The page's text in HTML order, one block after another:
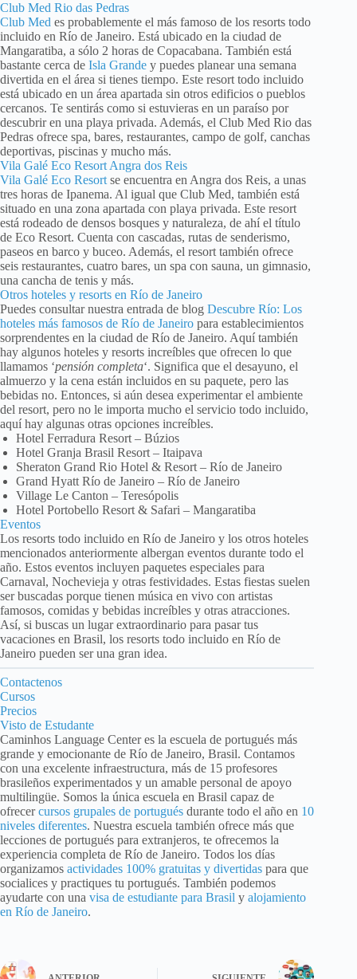
Club Med Rio das Pedras
Club Med es probablemente el más famoso de los resorts todo
incluido en Río de Janeiro. Está ubicado en la ciudad de
Mangaratiba, a sólo 2 horas de Copacabana. También está
bastante cerca de Isla Grande y puedes planear una semana
divertida en el área si tienes tiempo. Este resort todo incluido
está ubicado en un área apartada sin otros edificios o pueblos
cercanos. Te sentirás como si estuvieras en un paraíso por
descubrir en una playa privada. Además, el Club Med Rio das
Pedras ofrece spa, bares, restaurantes, campo de golf, canchas
deportivas, piscinas y mucho más.
Vila Galé Eco Resort Angra dos Reis
Vila Galé Eco Resort se encuentra en Angra dos Reis, a unas
tres horas de Ipanema. Al igual que Club Med, también está
situado en una zona apartada con playa privada. Este resort
está rodeado de densos bosques y naturaleza, de ahí el título
de Eco Resort. Cuenta con cascadas, rutas de senderismo,
paseos en barco y buceo. Además, el resort también ofrece
seis restaurantes, cuatro bares, un spa con sauna, un gimnasio,
una cancha de tenis y más.
Otros hoteles y resorts en Río de Janeiro
Puedes consultar nuestra entrada de blog Descubre Río: Los
hoteles más famosos de Río de Janeiro para establecimientos
sorprendentes en la ciudad de Río de Janeiro. Aquí también
hay algunos hoteles y resorts increíbles que ofrecen lo que
llamamos ‘pensión completa‘. Significa que el desayuno, el
almuerzo y la cena están incluidos en su paquete, pero las
bebidas no. Entonces, si aún desea experimentar el ambiente
del resort, pero no le importa mucho el servicio todo incluido,
aquí hay algunas otras opciones increíbles.
Hotel Ferradura Resort – Búzios
Hotel Granja Brasil Resort – Itaipava
Sheraton Grand Rio Hotel & Resort – Río de Janeiro
Grand Hyatt Río de Janeiro – Río de Janeiro
Village Le Canton – Teresópolis
Hotel Portobello Resort & Safari – Mangaratiba
Eventos
Los resorts todo incluido en Río de Janeiro y los otros hoteles
mencionados anteriormente albergan eventos durante todo el
año. Estos eventos incluyen paquetes especiales para
Carnaval, Nochevieja y otras festividades. Estas fiestas suelen
ser buscadas porque tienen música en vivo con artistas
famosos, comidas y bebidas increíbles y otras atracciones.
Así, si buscas un lugar extraordinario para pasar tus
vacaciones en Brasil, los resorts todo incluido en Río de
Janeiro pueden ser una gran idea.
Contactenos
Cursos
Precios
Visto de Estudante
Caminhos Language Center es la escuela de portugués más
grande y emocionante de Río de Janeiro, Brasil. Contamos
con una excelente infraestructura, más de 15 profesores
brasileños experimentados y un amable personal de apoyo
multilingüe. Somos la única escuela en Brasil capaz de
ofrecercursos grupales de portugués durante todo el año en 10
niveles diferentes. Nuestra escuela también ofrece más que
lecciones de portugués para extranjeros, te ofrecemos la
experiencia completa de Río de Janeiro. Todos los días
organizamos actividades 100% gratuitas y divertidas para que
socialices y practiques tu portugués. También podemos
ayudarte con una visa de estudiante para Brasil y alojamiento
en Río de Janeiro.